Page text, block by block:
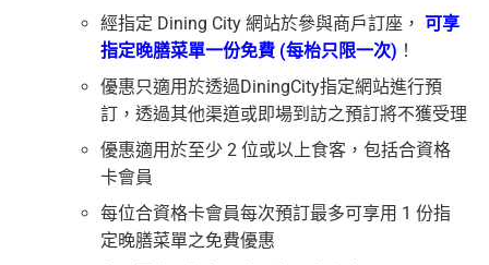
經指定 Dining City 網站於參與商戶訂座， 可享
指定晚膳菜單一份免費 (每枱只限一次) ！
優惠只適用於透過DiningCity指定網站進行預
訂，透過其他渠道或即場到訪之預訂將不獲受理
優惠適用於至少 2 位或以上食客，包括合資格
卡會員
每位合資格卡會員每次預訂最多可享用 1 份指
定晚膳菜單之免費優惠